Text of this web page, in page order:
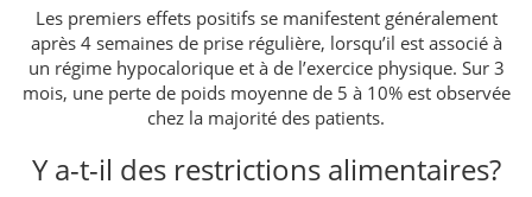
Les premiers effets positifs se manifestent généralement
après 4 semaines de prise régulière, lorsqu’il est associé à
un régime hypocalorique et à de l’exercice physique. Sur 3
mois, une perte de poids moyenne de 5 à 10% est observée
chez la majorité des patients.
Y a-t-il des restrictions alimentaires?